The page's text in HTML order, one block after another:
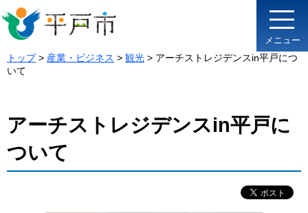
メニュー
トップ> 産業・ビジネス > 観光 > アーチストレジデンスin平戸につ
いて
アーチストレジデンスin平戸に
ついて